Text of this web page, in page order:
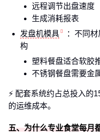
远程调节出盘速度
生成消耗报表
发盘机模具
：不同
构
塑料餐盘适合软胶
不锈钢餐盘需要金
⚡️ 配套系统约占总投入的
的运维成本。
五、为什么专业食堂每月